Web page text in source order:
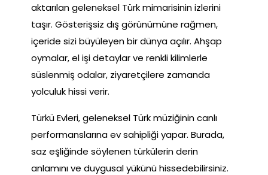
aktarılan geleneksel Türk mimarisinin izlerini
taşır. Gösterişsiz dış görünümüne rağmen,
içeride sizi büyüleyen bir dünya açılır. Ahşap
oymalar, el işi detaylar ve renkli kilimlerle
süslenmiş odalar, ziyaretçilere zamanda
yolculuk hissi verir.
Türkü Evleri, geleneksel Türk müziğinin canlı
performanslarına ev sahipliği yapar. Burada,
saz eşliğinde söylenen türkülerin derin
anlamını ve duygusal yükünü hissedebilirsiniz.